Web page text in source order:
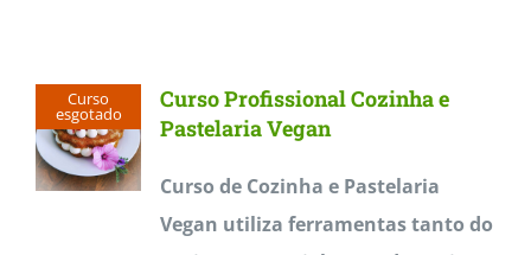
variants.
options
may
Curso
esgotado
Curso Profissional Cozinha e
Pastelaria Vegan
Curso de Cozinha e Pastelaria
Vegan utiliza ferramentas tanto do